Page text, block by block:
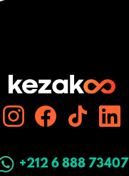
+212 6 888 73407